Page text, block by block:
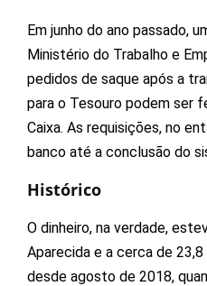
Em junho do ano passado,
Ministério do Trabalho e
pedidos de saque após a
para o Tesouro podem ser
Caixa. As requisições, no
banco até a conclusão do
Histórico
O dinheiro, na verdade,
Aparecida e a cerca de
desde agosto de 2018,